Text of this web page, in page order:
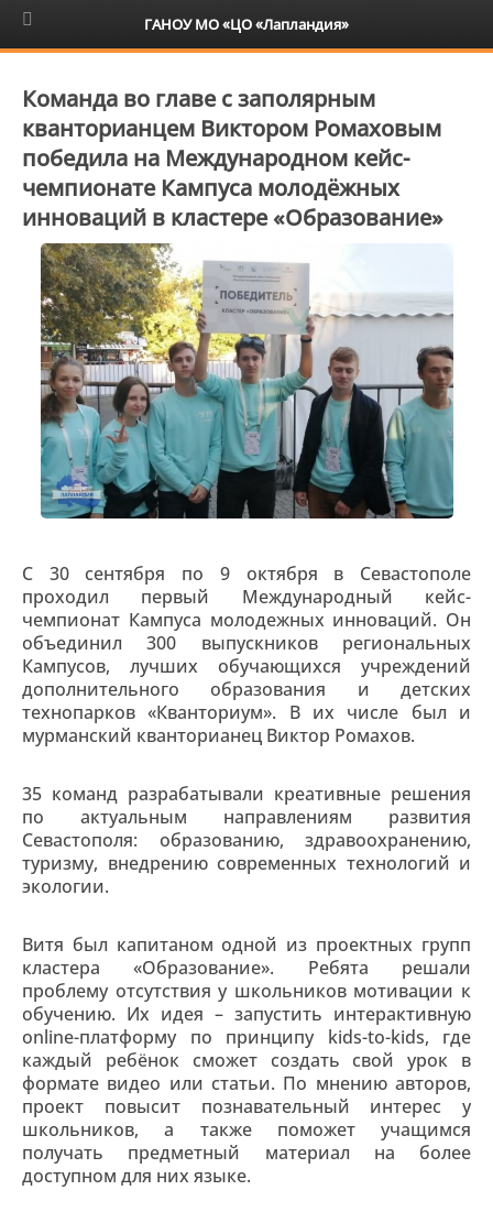
6+
Команда во главе с заполярным
кванторианцем Виктором Ромаховым
победила на Международном кейс-
чемпионате Кампуса молодёжных
инноваций в кластере «Образование»
С 30 сентября по 9 октября в Севастополе
проходил первый Международный кейс-
чемпионат Кампуса молодежных инноваций. Он
объединил 300 выпускников региональных
Кампусов, лучших обучающихся учреждений
дополнительного образования и детских
технопарков «Кванториум». В их числе был и
мурманский кванторианец Виктор Ромахов.
35 команд разрабатывали креативные решения
по актуальным направлениям развития
Севастополя: образованию, здравоохранению,
туризму, внедрению современных технологий и
экологии.
Витя был капитаном одной из проектных групп
кластера «Образование». Ребята решали
проблему отсутствия у школьников мотивации к
обучению. Их идея – запустить интерактивную
online-платформу по принципу kids-to-kids, где
каждый ребёнок сможет создать свой урок в
формате видео или статьи. По мнению авторов,
проект повысит познавательный интерес у
школьников, а также поможет учащимся
получать предметный материал на более
доступном для них языке.
ГАНОУ МО «ЦО «Лапландия»